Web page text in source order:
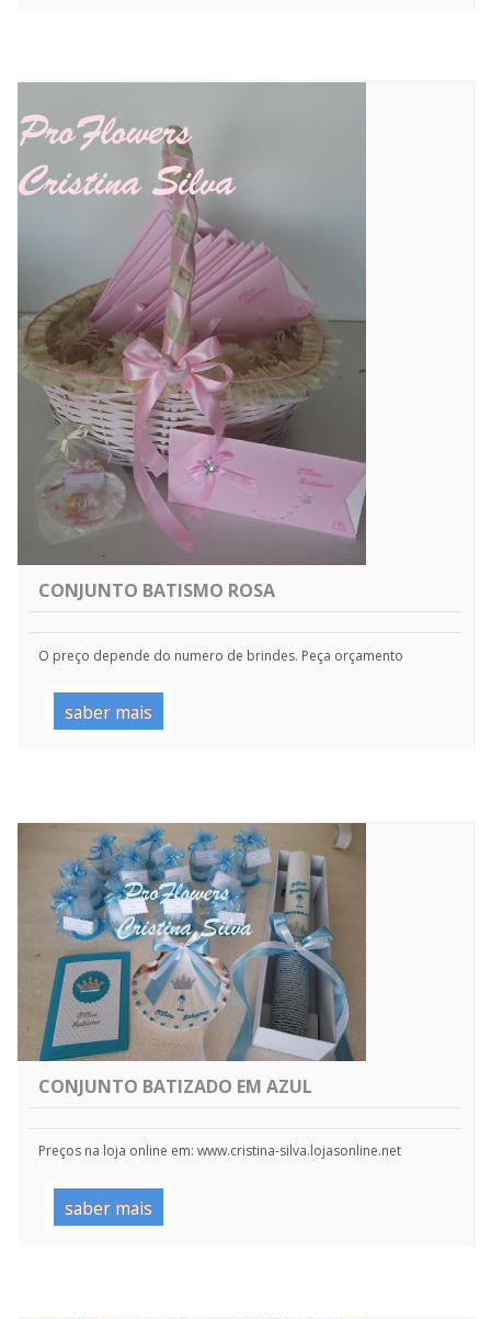
CONJUNTO BATISMO ROSA
O preço depende do numero de brindes. Peça orçamento
saber mais
CONJUNTO BATIZADO EM AZUL
Preços na loja online em: www.cristina-silva.lojasonline.net
saber mais